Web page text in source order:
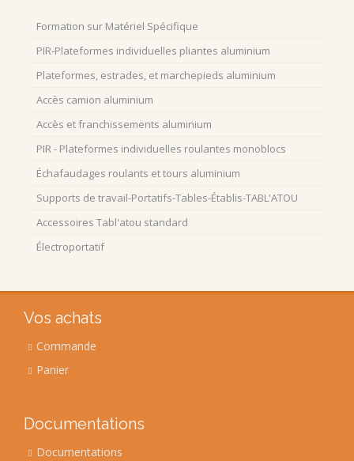
Formation sur Matériel Spécifique
PIR-Plateformes individuelles pliantes aluminium
Plateformes, estrades, et marchepieds aluminium
Accès camion aluminium
Accès et franchissements aluminium
PIR - Plateformes individuelles roulantes monoblocs
Échafaudages roulants et tours aluminium
Supports de travail-Portatifs-Tables-Établis-TABL'ATOU
Accessoires Tabl'atou standard
Électroportatif
Vos achats
Commande
Panier
Documentations
Documentations